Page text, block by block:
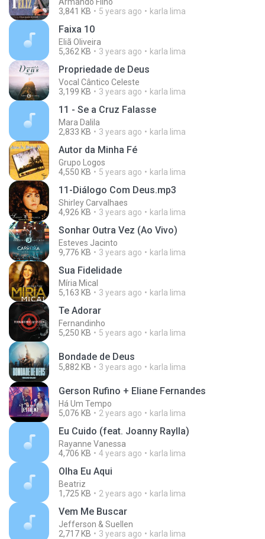
3,841 KB
5 years ago karla lima
Faixa 10
Eliã Oliveira
5,362 KB
3 years ago karla lima
Propriedade de Deus
Vocal Cântico Celeste
3,199 KB
3 years ago karla lima
11 - Se a Cruz Falasse
Mara Dalila
2,833 KB
3 years ago karla lima
Autor da Minha Fé
Grupo Logos
4,550 KB
5 years ago karla lima
11-Diálogo Com Deus.mp3
Shirley Carvalhaes
4,926 KB
3 years ago karla lima
Sonhar Outra Vez (Ao Vivo)
Esteves Jacinto
9,776 KB
3 years ago karla lima
Sua Fidelidade
Míria Mical
5,163 KB
3 years ago karla lima
Te Adorar
Fernandinho
5,250 KB
5 years ago karla lima
Bondade de Deus
5,882 KB 3 years ago karla lima
Gerson Rufino + Eliane Fernandes
Há Um Tempo
5,076 KB
2 years ago karla lima
Eu Cuido (feat. Joanny Raylla)
Rayanne Vanessa
4,706 KB
4 years ago karla lima
Olha Eu Aqui
Beatriz
1,725 KB
2 years ago karla lima
Vem Me Buscar
Jefferson & Suellen
2,717 KB
3 years ago karla lima